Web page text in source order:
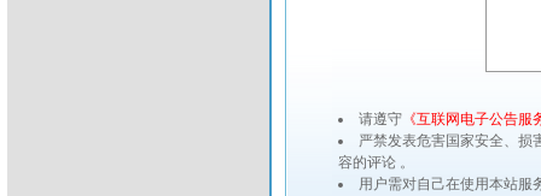
请遵守 《互联网电子公告服
严禁发表危害国家安全、损
容的评论 。
用户需对自己在使用本站服